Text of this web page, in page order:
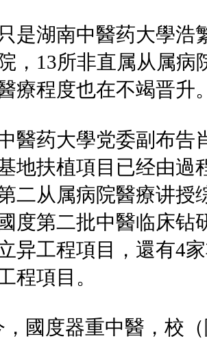
湖南中醫药大學浩
，13所非直属从属
療程度也在不竭晋升
药大學党委副布告
地扶植項目已经由過
二从属病院醫療讲授
度第二批中醫临床钻
异工程項目，還有4
程項目。
度器重中醫，校（